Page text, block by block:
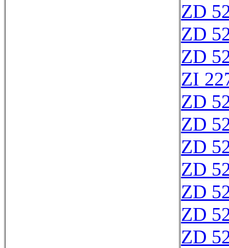
ZD
ZD
ZD
ZI
ZD
ZD
ZD
ZD
ZD
ZD
ZD